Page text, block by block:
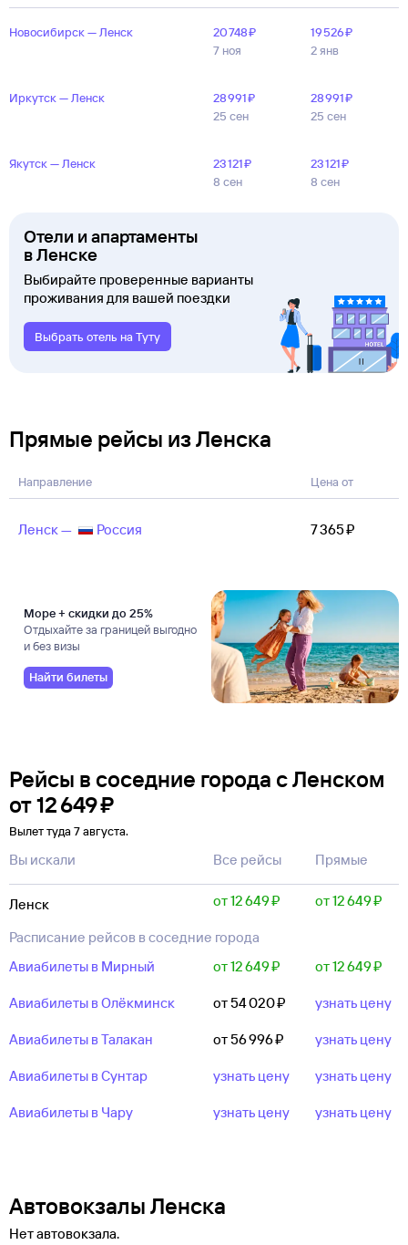
Новосибирск — Ленск
20 ⁠748 ⁠₽
7 ноя
19 ⁠526 ⁠₽
2 янв
Иркутск — Ленск
28 ⁠991 ⁠₽
25 сен
28 ⁠991 ⁠₽
25 сен
Якутск — Ленск
23 ⁠121 ⁠₽
8 сен
23 ⁠121 ⁠₽
8 сен
Отели и апартаменты
в Ленске
Выбирайте проверенные варианты
проживания для вашей поездки
Выбрать отель на Туту
Прямые рейсы из Ленска
Направление Цена от
Ленск — Россия 7 ⁠365 ⁠₽
Море + скидки до 25%
Отдыхайте за границей выгодно
и без визы
Найти билеты
Рейсы в соседние города с Ленском
от12 ⁠649 ⁠₽
Вылет туда 7 августа.
Вы искали Все рейсы Прямые
Ленск от 12 ⁠649 ⁠₽ от 12 ⁠649 ⁠₽
Расписание рейсов в соседние города
Авиабилеты в Мирный
от 12 ⁠649 ⁠₽ от 12 ⁠649 ⁠₽
Авиабилеты в Олёкминск от 54 ⁠020 ⁠₽ узнать цену
Авиабилеты в Талакан от 56 ⁠996 ⁠₽ узнать цену
Авиабилеты в Сунтар узнать цену узнать цену
Авиабилеты в Чару узнать цену узнать цену
Автовокзалы Ленска
Нет автовокзала.